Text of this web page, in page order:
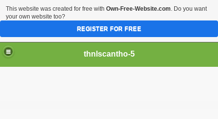
thnlscantho-5
This website was created for free with Own-Free-Website.com. Do you want
your own website too?
REGISTER FOR FREE